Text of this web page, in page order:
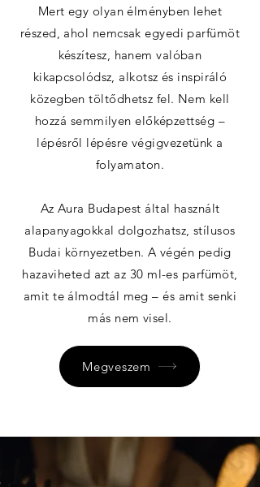
Mert egy olyan élményben lehet
részed, ahol nemcsak egyedi parfümöt
készítesz, hanem valóban
kikapcsolódsz, alkotsz és inspiráló
közegben töltődhetsz fel. Nem kell
hozzá semmilyen előképzettség –
lépésről lépésre végigvezetünk a
folyamaton.
Az Aura Budapest által használt
alapanyagokkal dolgozhatsz, stílusos
Budai környezetben. A végén pedig
hazaviheted azt az 30 ml-es parfümöt,
amit te álmodtál meg – és amit senki
más nem visel.
Megveszem